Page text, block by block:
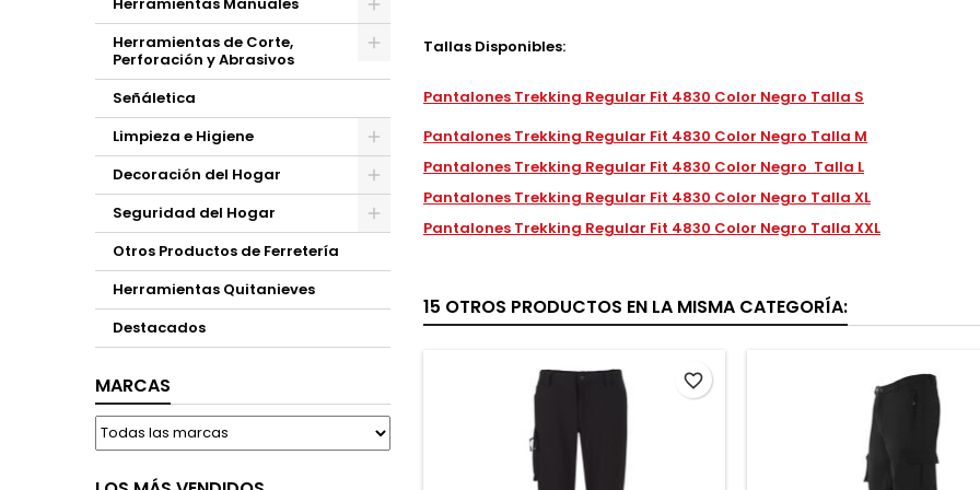
Herramientas de Corte,
Perforación y Abrasivos
Señáletica
Limpieza e Higiene
Decoración del Hogar
Seguridad del Hogar
Otros Productos de Ferretería
Herramientas Quitanieves
Destacados
MARCAS
Tallas Disponibles:
Pantalones Trekking Regular Fit 4830 Color Negro Talla S
Pantalones Trekking Regular Fit 4830 Color Negro Talla M
Pantalones Trekking Regular Fit 4830 Color Negro Talla L
Pantalones Trekking Regular Fit 4830 Color Negro Talla XL
Pantalones Trekking Regular Fit 4830 Color Negro Talla XXL
15 OTROS PRODUCTOS EN LA MISMA CATEGORÍA:
favorite_border